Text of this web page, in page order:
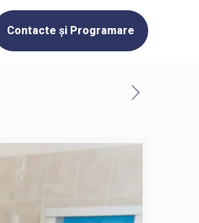
Contacte și Programare